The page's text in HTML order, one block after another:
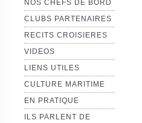
NOS CHEFS DE BORD
CLUBS PARTENAIRES
RECITS CROISIERES
VIDEOS
LIENS UTILES
CULTURE MARITIME
EN PRATIQUE
ILS PARLENT DE